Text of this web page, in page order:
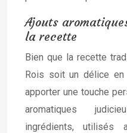
Ajouts
la recette
Bien que la recette
Rois soit un délice
apporter une touche
aromatiques
ingrédients, utilisés